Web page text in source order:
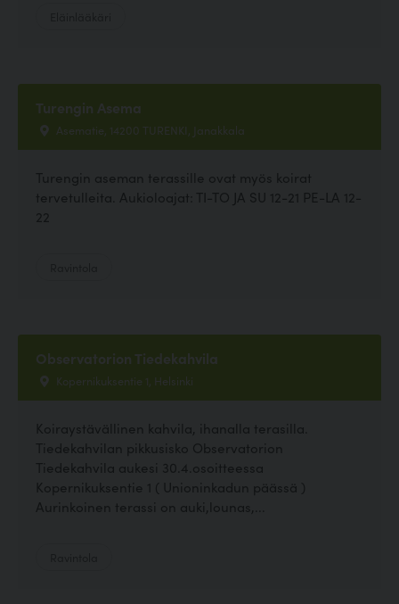
Turengin Asema
Asematie, 14200 TURENKI, Janakkala
Turengin aseman terassille ovat myös koirat
tervetulleita. Aukioloajat: TI-TO JA SU 12-21 PE-LA 12-
22
Observatorion Tiedekahvila
Kopernikuksentie 1, Helsinki
Koiraystävällinen kahvila, ihanalla terasilla.
Tiedekahvilan pikkusisko Observatorion
Tiedekahvila aukesi 30.4.osoitteessa
Kopernikuksentie 1 ( Unioninkadun päässä )
Aurinkoinen terassi on auki,lounas,...